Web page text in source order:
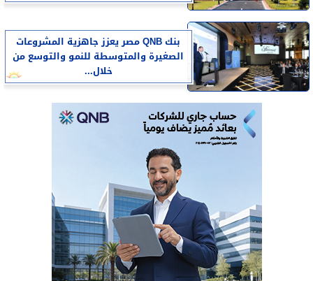
بنك QNB مصر يعزز جاهزية المشروعات
الصغيرة والمتوسطة للنمو والتوسع من
خلال...